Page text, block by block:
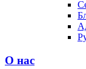
О нас